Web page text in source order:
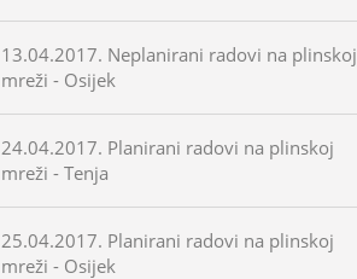
13.04.2017. Neplanirani radovi na plinskoj
mreži - Osijek
24.04.2017. Planirani radovi na plinskoj
mreži - Tenja
25.04.2017. Planirani radovi na plinskoj
mreži - Osijek